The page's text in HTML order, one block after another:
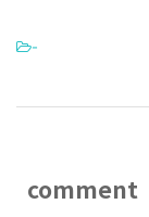
-
comment